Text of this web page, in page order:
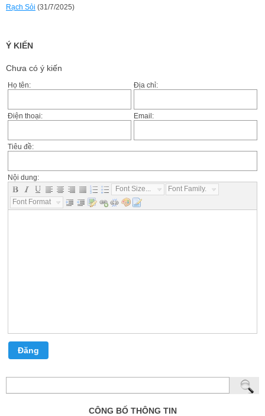
Rạch Sỏi (31/7/2025)
Ý KIẾN
Chưa có ý kiến
Họ tên: Địa chỉ:
Điện thoại: Email:
Tiêu đề:
Nội dung:
Font Size...
Font Family...
Font Format...
Đăng
CÔNG BỐ THÔNG TIN